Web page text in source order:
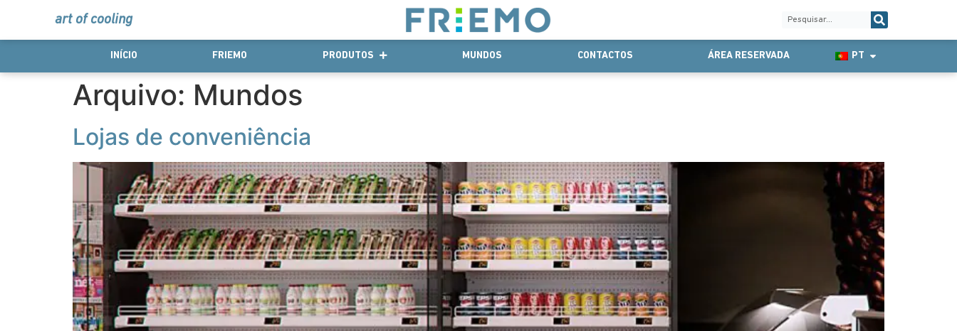
art of cooling
INÍCIO FRIEMO PRODUTOS MUNDOS CONTACTOS ÁREA RESERVADA PT
Arquivo: Mundos
Lojas de conveniência